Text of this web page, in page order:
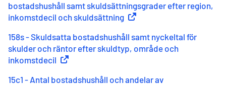
bostadshushåll samt skuldsättningsgrader efter region,
inkomstdecil och skuldsättning Extern länk
158s - Skuldsatta bostadshushåll samt nyckeltal för
skulder och räntor efter skuldtyp, område och
inkomstdecil Extern länk
15c1 - Antal bostadshushåll och andelar av